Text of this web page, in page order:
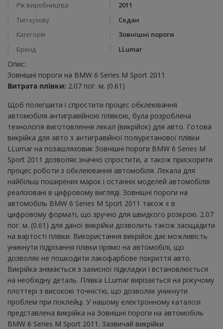
Рік виробництва
2011
Тип кузову
Седан
Категорія
Зовнішні пороги
Бренд
LLumar
Опис:
Зовнішні пороги на BMW 6 Series M Sport 2011
Витрата плівки: 2.07 пог. м. (0.61)
Щоб полегшити і спростити процес обклеювання
автомобіля антигравійною плівкою, була розроблена
технологія виготовлення лекал (викрійок) для авто. Готова
викрійка для авто з антигравійної поліуретанової плівки
LLumar на позашляховик Зовнішні пороги BMW 6 Series M
Sport 2011 дозволяє значно спростити, а також прискорити
процес роботи з обклеювання автомобіля. Лекала для
найбільш поширених марок і останніх моделей автомобілів
реалізовані в цифровому вигляді. Зовнішні пороги на
автомобіль BMW 6 Series M Sport 2011 також є в
цифровому форматі, що зручно для швидкого розкрою. 2.07
пог. м. (0.61) для даної викрійки дозволить також заощадити
на вартості плівки. Використання викрійок дає можливість
уникнути підрізання плівки прямо на автомобілі, що
дозволяє не пошкодити лакофарбове покриття авто.
Викрійка знімається з захисної підкладки і встановлюється
на необхідну деталь. Плівка LLumar вирізається на ріжучому
плоттері з високою точністю, що дозволяє уникнути
проблем при поклейці. У нашому електронному каталозі
представлена ​​викрійка на Зовнішні пороги на автомобіль
BMW 6 Series M Sport 2011. Зазвичай викрійки